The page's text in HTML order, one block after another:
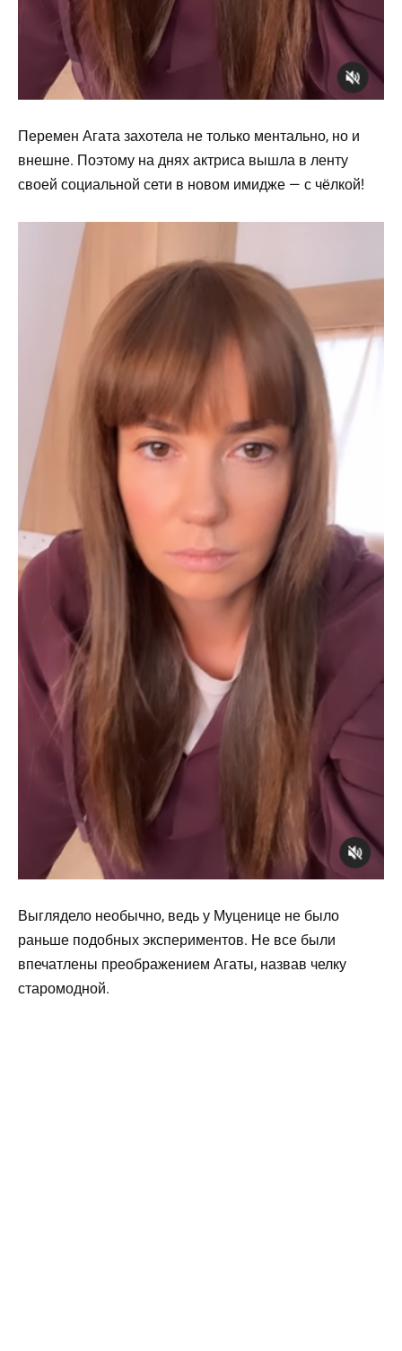
Перемен Агата захотела не только ментально, но и
внешне. Поэтому на днях актриса вышла в ленту
своей социальной сети в новом имидже — с чёлкой!
Выглядело необычно, ведь у Муценице не было
раньше подобных экспериментов. Не все были
впечатлены преображением Агаты, назвав челку
старомодной.